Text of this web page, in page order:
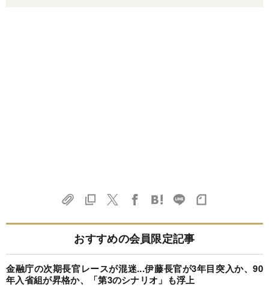
おすすめの会員限定記事
金融庁の次期長官レースが混迷...伊藤長官が3年目突入か、90
年入省組が昇格か、「第3のシナリオ」も浮上